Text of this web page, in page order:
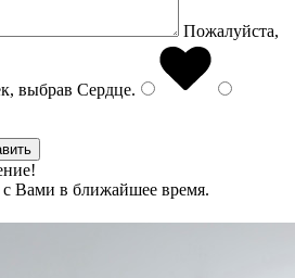
Пожалуйста,
выбрав Сердце.
Вами в ближайшее время.